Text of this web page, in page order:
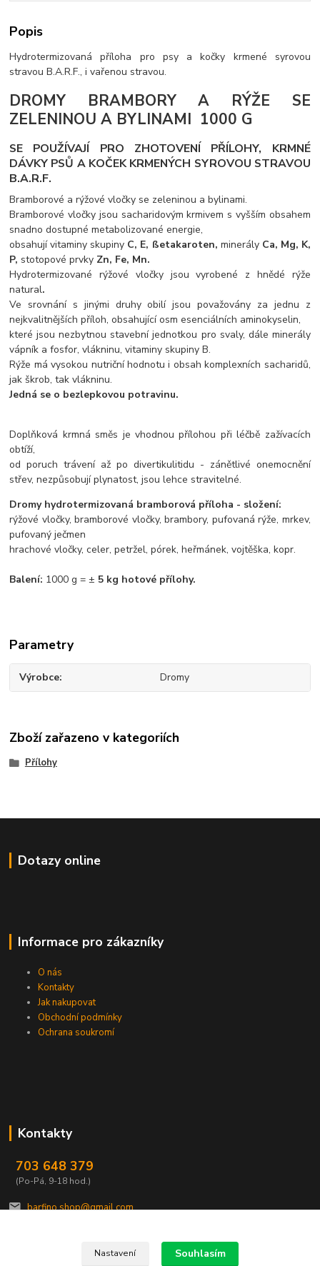
Popis
Hydrotermizovaná příloha pro psy a kočky krmené syrovou
stravou B.A.R.F., i vařenou stravou.
DROMY BRAMBORY A RÝŽE SE
ZELENINOU A BYLINAMI 1000 G
SE POUŽÍVAJÍ PRO ZHOTOVENÍ PŘÍLOHY, KRMNÉ
DÁVKY PSŮ A KOČEK KRMENÝCH SYROVOU STRAVOU
B.A.R.F.
Bramborové a rýžové vločky se zeleninou a bylinami.
Bramborové vločky jsou sacharidovým krmivem s vyšším obsahem
snadno dostupné metabolizované energie,
obsahují vitaminy skupiny C, E, ßetakaroten, minerály Ca, Mg, K,
P, stotopové prvky Zn, Fe, Mn.
Hydrotermizované rýžové vločky jsou vyrobené z hnědé rýže
natural.
Ve srovnání s jinými druhy obilí jsou považovány za jednu z
nejkvalitnějších příloh, obsahující osm esenciálních aminokyselin,
které jsou nezbytnou stavební jednotkou pro svaly, dále minerály
vápník a fosfor, vlákninu, vitaminy skupiny B.
Rýže má vysokou nutriční hodnotu i obsah komplexních sacharidů,
jak škrob, tak vlákninu.
Jedná se o bezlepkovou potravinu.
Doplňková krmná směs je vhodnou přílohou při léčbě zažívacích
obtíží,
od poruch trávení až po divertikulitidu - zánětlivé onemocnění
střev, nezpůsobují plynatost, jsou lehce stravitelné.
Dromy hydrotermizovaná bramborová příloha - složení:
rýžové vločky, bramborové vločky, brambory, pufovaná rýže, mrkev,
pufovaný ječmen
hrachové vločky, celer, petržel, pórek, heřmánek, vojtěška, kopr.
Balení: 1000 g = ± 5 kg hotové přílohy.
Parametry
Výrobce Dromy
Zboží zařazeno v kategoriích
Přílohy
Dotazy online
Informace pro zákazníky
O nás
Kontakty
Jak nakupovat
Obchodní podmínky
Ochrana soukromí
Kontakty
703 648 379
(Po-Pá, 9-18 hod.)
barfino.shop@gmail.com
Nastavení Souhlasím